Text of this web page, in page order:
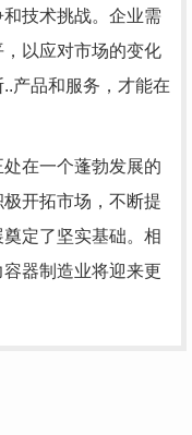
技术挑战。企业需
以应对市场的变化
产品和服务，才能在
在一个蓬勃发展的
开拓市场，不断提
定了坚实基础。相
器制造业将迎来更